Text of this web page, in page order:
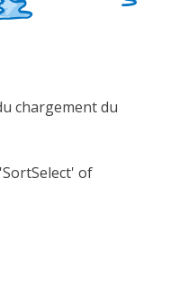
chargement du
of